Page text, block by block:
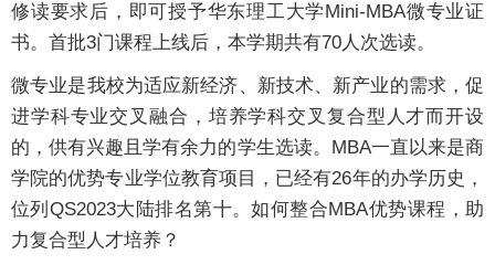
修读要求后，即可授予华东理工大学Mini-MBA微专业证
书。首批3门课程上线后，本学期共有70人次选读。
微专业是我校为适应新经济、新技术、新产业的需求，促
进学科专业交叉融合，培养学科交叉复合型人才而开设
的，供有兴趣且学有余力的学生选读。MBA一直以来是商
学院的优势专业学位教育项目，已经有26年的办学历史，
位列QS2023大陆排名第十。如何整合MBA优势课程，助
力复合型人才培养？